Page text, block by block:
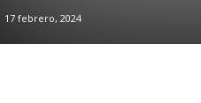
17 febrero, 2024